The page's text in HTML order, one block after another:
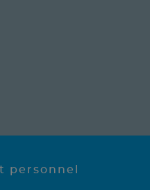
personnel